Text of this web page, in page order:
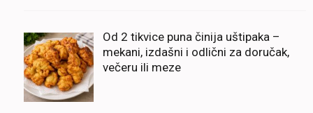
Od 2 tikvice puna činija uštipaka –
mekani, izdašni i odlični za doručak,
večeru ili meze